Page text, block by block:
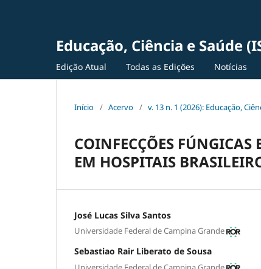
Educação, Ciência e Saúde
Edição Atual Todas as Edições Notícias
Início / Acervo / v. 13 n. 1 (2026): Educação,
COINFECÇÕES
EM HOSPITAIS
José Lucas Silva Santos
Universidade Federal de Campina Grande
Sebastiao Rair Liberato de Sousa